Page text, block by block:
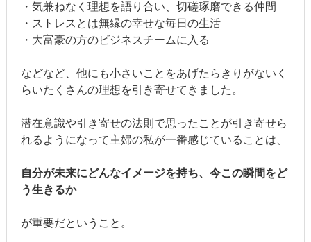
・気兼ねなく理想を語り合い、切磋琢磨できる仲間
・ストレスとは無縁の幸せな毎日の生活
・大富豪の方のビジネスチームに入る
などなど、他にも小さいことをあげたらきりがないく
らいたくさんの理想を引き寄せてきました。
潜在意識や引き寄せの法則で思ったことが引き寄せら
れるようになって主婦の私が一番感じていることは、
自分が未来にどんなイメージを持ち、今この瞬間をど
う生きるか
が重要だということ。